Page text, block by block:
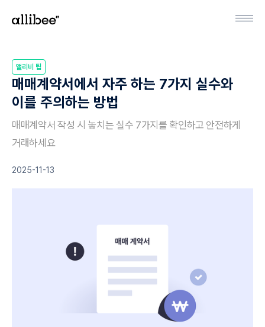
앨리비 팁
매매계약서에서 자주 하는 7가지 실수와
이를 주의하는 방법
매매계약서 작성 시 놓치는 실수 7가지를 확인하고 안전하게
거래하세요
2025-11-13